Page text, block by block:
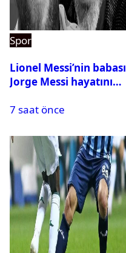
Spor
Lionel Messi’nin babası
Jorge Messi hayatını
7 saat önce